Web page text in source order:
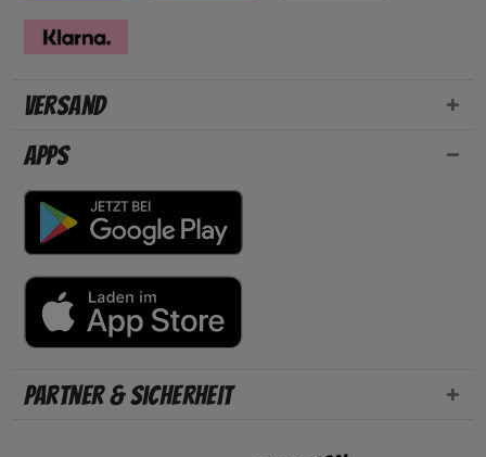
Versand
Apps
Partner & Sicherheit